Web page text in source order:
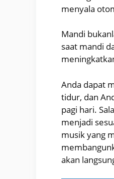
menyala
Mandi
saat mandi
Anda dapat
tidur, dan
pagi hari.
menjadi
musik yang
akan